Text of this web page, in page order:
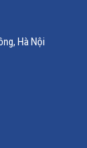
Hà Nội